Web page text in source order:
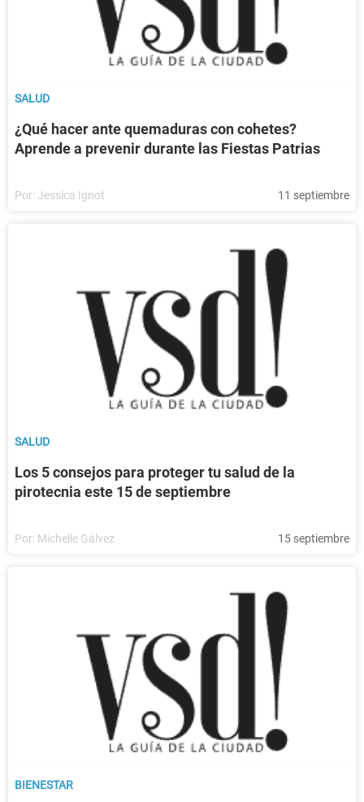
SALUD
¿Qué hacer ante quemaduras con cohetes?
Aprende a prevenir durante las Fiestas Patrias
Por: Jessica Ignot 11 septiembre
SALUD
Los 5 consejos para proteger tu salud de la
pirotecnia este 15 de septiembre
Por: Michelle Gálvez 15 septiembre
BIENESTAR